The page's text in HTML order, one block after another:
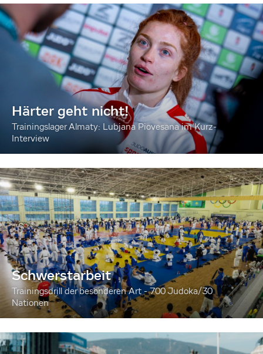
Härter geht nicht!
Trainingslager Almaty: Lubjana Piovesana im Kurz-
Interview
Schwerstarbeit
Trainingsdrill der besonderen Art - 700 Judoka/30
Nationen